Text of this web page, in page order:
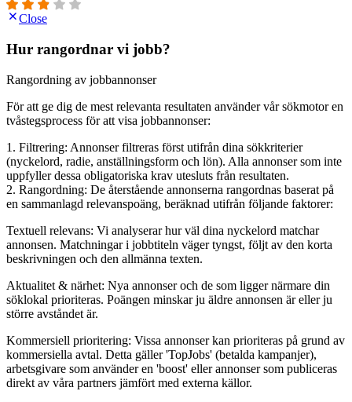
Close
Hur rangordnar vi jobb?
Rangordning av jobbannonser
För att ge dig de mest relevanta resultaten använder vår sökmotor en
tvåstegsprocess för att visa jobbannonser:
1. Filtrering: Annonser filtreras först utifrån dina sökkriterier
(nyckelord, radie, anställningsform och lön). Alla annonser som inte
uppfyller dessa obligatoriska krav utesluts från resultaten.
2. Rangordning: De återstående annonserna rangordnas baserat på
en sammanlagd relevanspoäng, beräknad utifrån följande faktorer:
Textuell relevans: Vi analyserar hur väl dina nyckelord matchar
annonsen. Matchningar i jobbtiteln väger tyngst, följt av den korta
beskrivningen och den allmänna texten.
Aktualitet & närhet: Nya annonser och de som ligger närmare din
söklokal prioriteras. Poängen minskar ju äldre annonsen är eller ju
större avståndet är.
Kommersiell prioritering: Vissa annonser kan prioriteras på grund av
kommersiella avtal. Detta gäller 'TopJobs' (betalda kampanjer),
arbetsgivare som använder en 'boost' eller annonser som publiceras
direkt av våra partners jämfört med externa källor.